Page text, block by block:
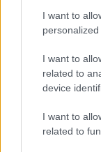
I want to
personalized
I want to
related to
device
I want to
related to
meglepő, hogy
levegőt, fél
Vienna
2010.